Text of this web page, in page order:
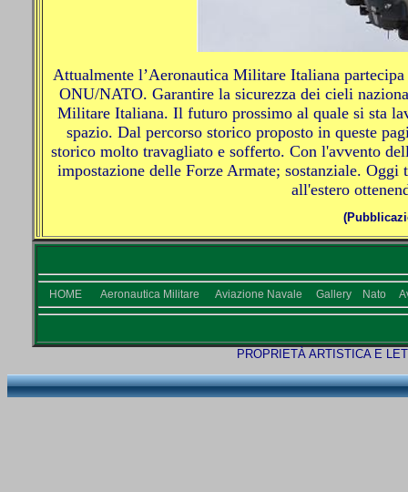
Attualmente l’Aeronautica Militare Italiana
ONU/NATO. Garantire la sicurezza dei cieli
Militare Italiana. Il futuro prossimo al quale si sta
spazio. Dal percorso storico proposto in queste
storico molto travagliato e sofferto. Con l'avvento
impostazione delle Forze Armate; sostanziale.
all'estero
HOME Aeronautica Militare Aviazione Navale Gallery Nato
PROPRIETÀ ARTISTICA E